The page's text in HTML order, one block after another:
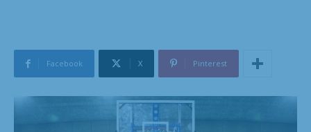
Facebook X Pinterest